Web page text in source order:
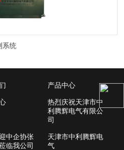
系统
产品中心
热烈庆祝天津市中
利腾辉电气有限公
司
中企协张
临我公司
天津市中利腾辉电
气